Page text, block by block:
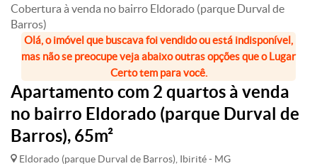
Cobertura à venda no bairro Eldorado (parque Durval de
Barros)
Olá, o imóvel que buscava foi vendido ou está indisponível,
mas não se preocupe veja abaixo outras opções que o Lugar
Certo tem para você.
Apartamento com 2 quartos à venda
no bairro Eldorado (parque Durval de
Barros), 65m²
Eldorado (parque Durval de Barros), Ibirité - MG